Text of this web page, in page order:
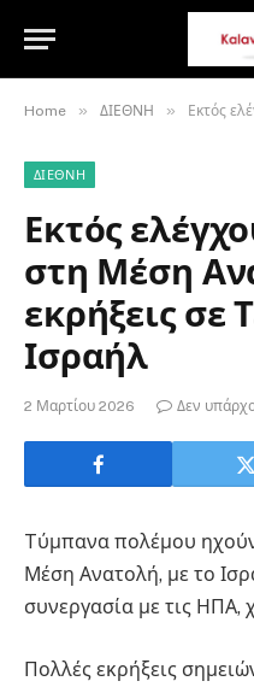
Home » ΔΙΕΘΝΗ » Εκτός ελέγχου η
ΔΙΕΘΝΗ
Εκτός
στη Μέση
εκρήξεις σε
Ισραήλ
2 Μαρτίου 2026 Δεν
Tύμπανα πολέμου
Μέση Ανατολή, με το
συνεργασία με τις ΗΠΑ,
Πολλές εκρήξεις